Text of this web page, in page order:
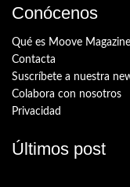
Conócenos
Qué es Moove Magazine
Contacta
Suscríbete a nuestra
Colabora con nosotros
Privacidad
Últimos post